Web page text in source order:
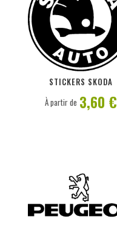
STICKERS SKODA
PERSONNALISER
À partir de 3,60 €